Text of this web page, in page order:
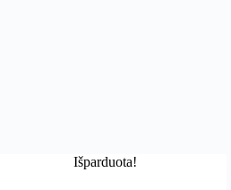
Išparduota!